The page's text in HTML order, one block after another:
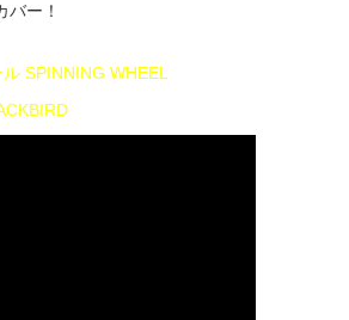
バー！
SPINNING WHEEL